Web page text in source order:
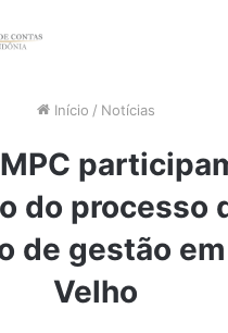
Início / Notícias
do processo
de gestão
Velho